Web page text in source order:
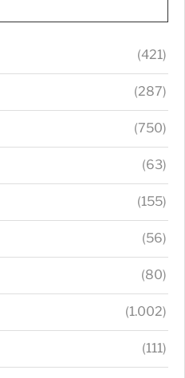
(421)
(287)
(750)
(63)
(155)
(56)
(80)
(1.002)
(111)